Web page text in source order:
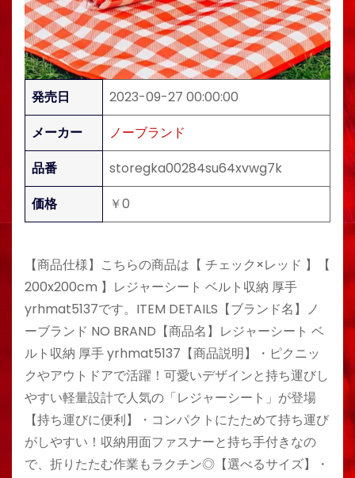
発売日
2023-09-27 00:00:00
メーカー
ノーブランド
品番
storegka00284su64xvwg7k
価格
￥0
【商品仕様】こちらの商品は【 チェック×レッド 】【
200x200cm 】レジャーシート ベルト収納 厚手
yrhmat5137です。ITEM DETAILS【ブランド名】ノ
ーブランド NO BRAND【商品名】レジャーシート ベ
ルト収納 厚手 yrhmat5137【商品説明】・ピクニッ
クやアウトドアで活躍！可愛いデザインと持ち運びし
やすい軽量設計で人気の「レジャーシート」が登場
【持ち運びに便利】・コンパクトにたためて持ち運び
がしやすい！収納用面ファスナーと持ち手付きなの
で、折りたたむ作業もラクチン◎【選べるサイズ】・